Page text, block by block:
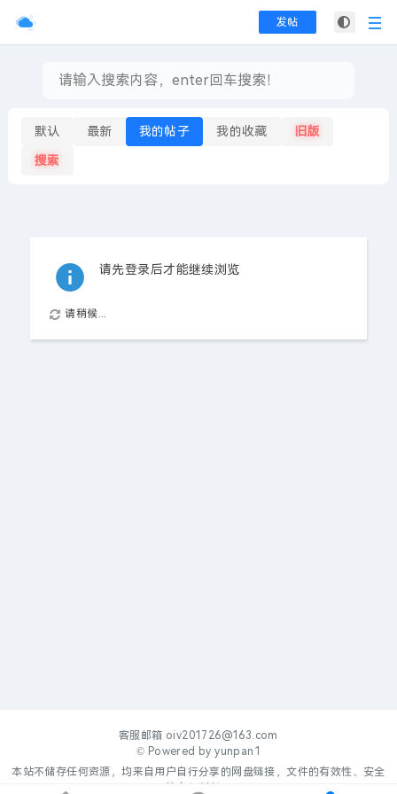
发帖
默认 最新 我的帖子 我的收藏 旧版
搜索
请先登录后才能继续浏览
请稍候...
客服邮箱 oiv201726@163.com
© Powered byyunpan1
本站不储存任何资源，均来自用户自行分享的网盘链接，文件的有效性、安全